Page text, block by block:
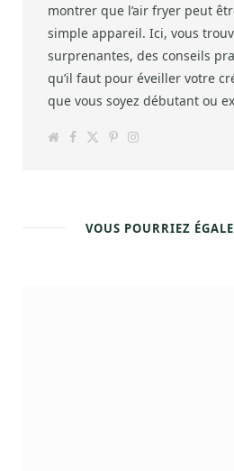
montrer que l’air fryer peut
simple appareil. Ici, vous
surprenantes, des conseils
qu’il faut pour éveiller votre
que vous soyez débutant ou
F
P
s
t
I
a
m
VOUS POURRIEZ